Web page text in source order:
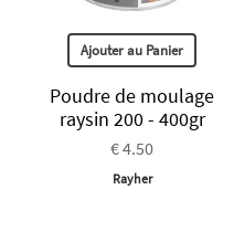
Ajouter au Panier
Poudre de moulage
raysin 200 - 400gr
€ 4.50
Rayher